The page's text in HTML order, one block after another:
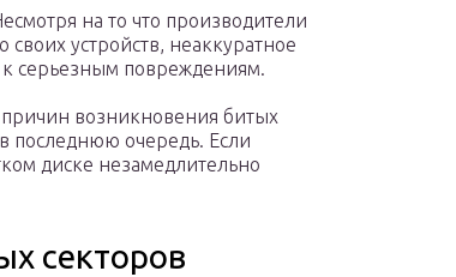
на то что производители
своих устройств, неаккуратное
серьезным повреждениям.
возникновения битых
последнюю очередь. Если
диске незамедлительно
секторов